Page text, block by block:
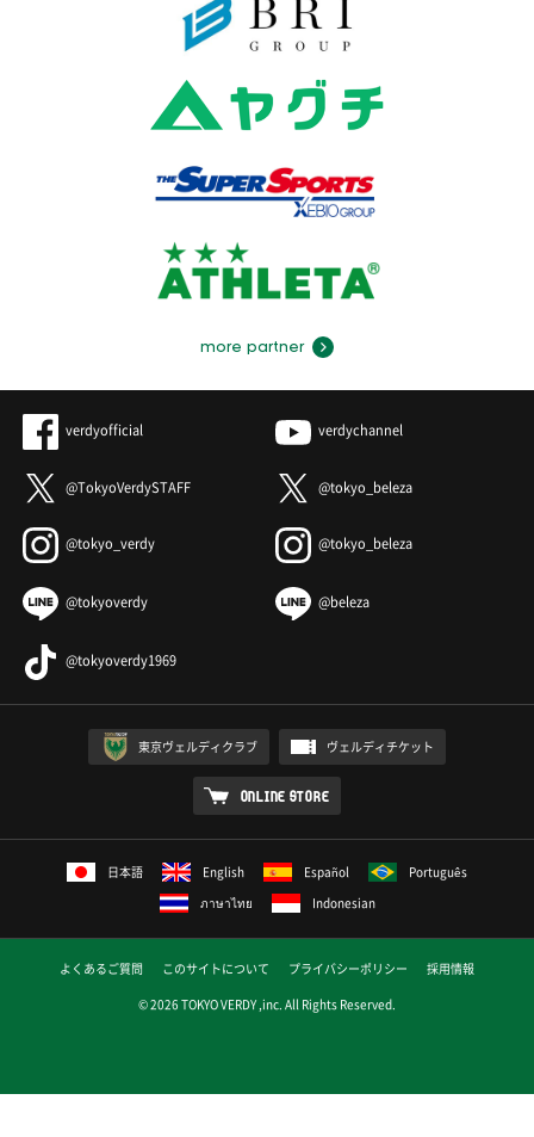
more partner
verdyofficial verdychannel
@TokyoVerdySTAFF @tokyo_beleza
@tokyo_verdy @tokyo_beleza
@tokyoverdy @beleza
@tokyoverdy1969
東京ヴェルディクラブ ヴェルディチケット
ONLINE STORE
日本語 English Español
Português
ภาษาไทย
Indonesian
よくあるご質問 このサイトについて プライバシーポリシー
採用情報
© 2026 TOKYO VERDY ,inc. All Rights Reserved.